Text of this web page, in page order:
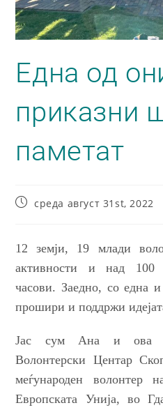
Една од
приказни
паметат
среда август 31st, 2022
12 земји, 19 млади
активности и над 100
часови. Заедно, со една
прошири и поддржи
Јас сум Ана и ова
Волонтерски Центар
меѓународен волонтер
Европската Унија, во